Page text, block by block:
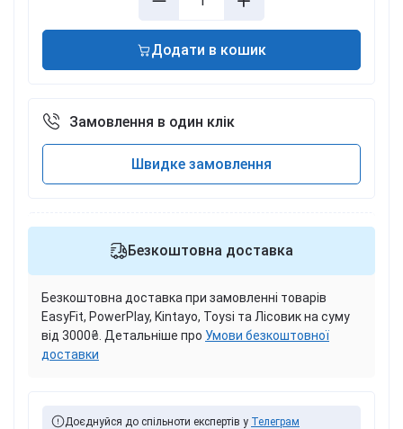
Додати в кошик
Замовлення в один клік
Швидке замовлення
Безкоштовна доставка
Безкоштовна доставка при замовленні товарів
EasyFit, PowerPlay, Kintayo, Toysi та Лісовик на суму
від 3000₴. Детальніше про Умови безкоштовної
доставки
Доєднуйся до спільноти експертів у Телеграм